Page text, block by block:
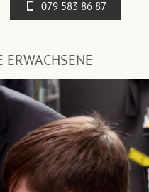
079 583 86 87
ERWACHSENE